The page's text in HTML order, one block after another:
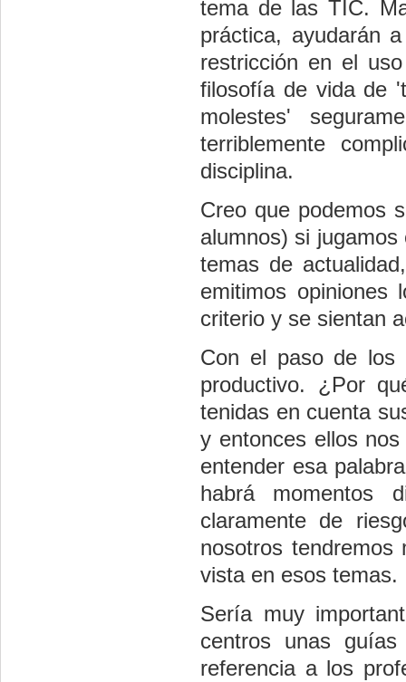
tema de las TIC.
práctica, ayudarán
restricción en el
filosofía de vida de
molestes'
terriblemente
disciplina.
Creo que podemos
alumnos) si
temas de
emitimos opiniones
criterio y se sientan
Con el paso de los
productivo. ¿Por
tenidas en cuenta
y entonces ellos
entender esa
habrá momentos
claramente de
nosotros
vista en esos temas.
Sería muy
centros unas
referencia a los